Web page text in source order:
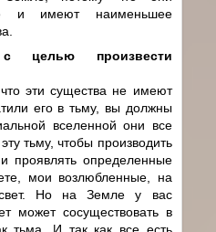
и имеют наименьшее
целью произвести
эти существа не имеют
его в тьму, вы должны
вселенной они все
тьму, чтобы производить
проявлять определенные
мои возлюбленные, на
свет. Но на Земле у вас
может сосуществовать в
тьма. И так как все есть